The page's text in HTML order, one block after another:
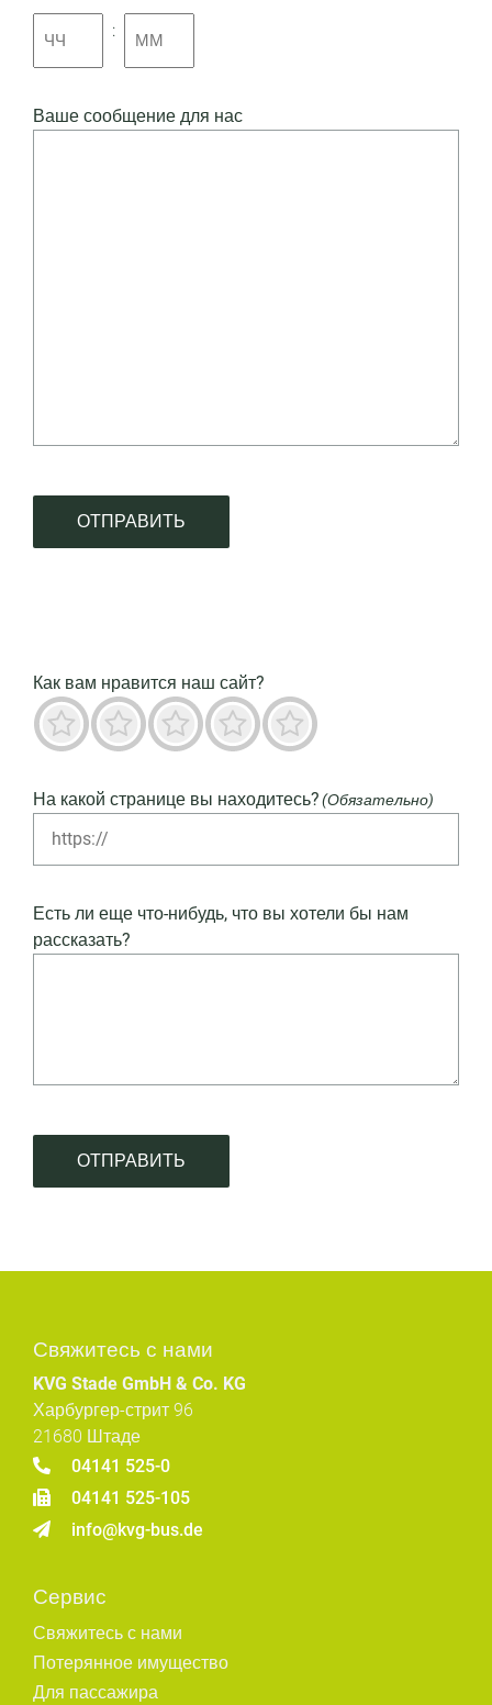
:
Ваше сообщение для нас
ОТПРАВИТЬ
Как вам нравится наш сайт?
Выдающийся
Преимущественно хорошо
Нейтральный
Не очень
Ужас
На какой странице вы находитесь?(Обязательно)
Есть ли еще что-нибудь, что вы хотели бы нам
рассказать?
ОТПРАВИТЬ
Свяжитесь с нами
KVG Stade GmbH & Co. KG
Харбургер-стрит 96
21680 Штаде
04141 525-0
04141 525-105
info@kvg-bus.de
Сервис
Свяжитесь с нами
Потерянное имущество
Для пассажира